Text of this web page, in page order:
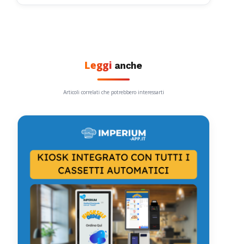
Leggi anche
Articoli correlati che potrebbero interessarti